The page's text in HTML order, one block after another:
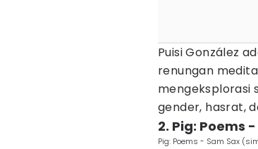
Puisi González
renungan
mengeksplorasi
gender, hasrat,
2. Pig: Poems
Pig: Poems - Sam Sax